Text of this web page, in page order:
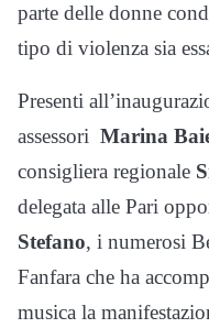
parte delle donne
tipo di violenza sia
Presenti
assessori Marina
consigliera regionale
delegata alle Pari
Stefano, i numerosi
Fanfara che ha
musica la